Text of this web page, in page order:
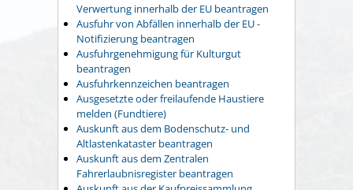
Verwertung innerhalb der EU beantragen
Ausfuhr von Abfällen innerhalb der EU -
Notifizierung beantragen
Ausfuhrgenehmigung für Kulturgut
beantragen
Ausfuhrkennzeichen beantragen
Ausgesetzte oder freilaufende Haustiere
melden (Fundtiere)
Auskunft aus dem Bodenschutz- und
Altlastenkataster beantragen
Auskunft aus dem Zentralen
Fahrerlaubnisregister beantragen